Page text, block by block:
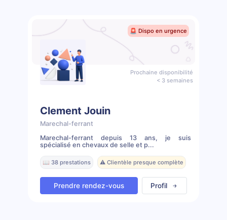
🚨 Dispo en urgence
Prochaine disponibilité
< 3 semaines
Clement Jouin
Marechal-ferrant
Marechal-ferrant depuis 13 ans, je suis
spécialisé en chevaux de selle et p...
📖 38 prestations ⚠️ Clientèle presque complète
Prendre rendez-vous Profil